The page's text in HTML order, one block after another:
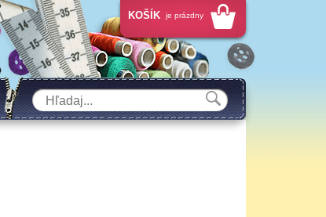
KOŠÍK je prázdny